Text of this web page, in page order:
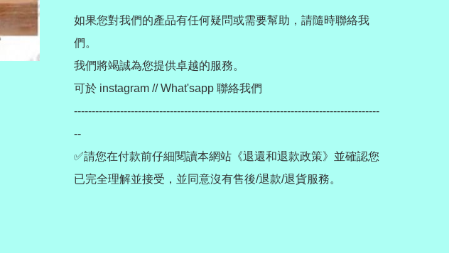
如果您對我們的產品有任何疑問或需要幫助，請隨時聯絡我
們。
我們將竭誠為您提供卓越的服務。
可於 instagram // What'sapp 聯絡我們
--------------------------------------------------------------------------------------
--
✅請您在付款前仔細閱讀本網站《退還和退款政策》並確認您
已完全理解並接受，並同意沒有售後/退款/退貨服務。